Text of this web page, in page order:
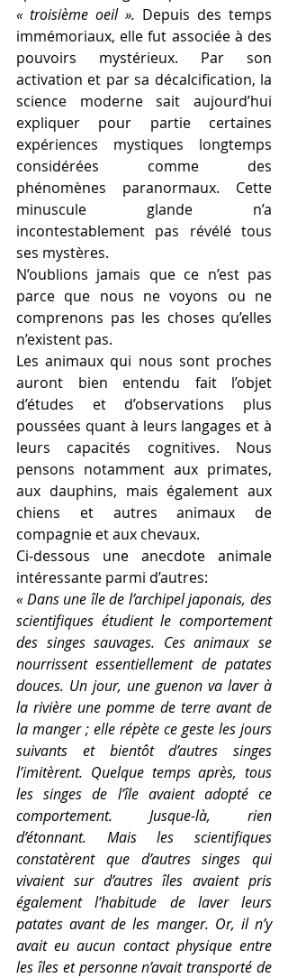
« troisième oeil ». Depuis des temps
immémoriaux, elle fut associée à des
pouvoirs mystérieux. Par son
activation et par sa décalcification, la
science moderne sait aujourd’hui
expliquer pour partie certaines
expériences mystiques longtemps
considérées comme des
phénomènes paranormaux. Cette
minuscule glande n’a
incontestablement pas révélé tous
ses mystères.
N’oublions jamais que ce n’est pas
parce que nous ne voyons ou ne
comprenons pas les choses qu’elles
n’existent pas.
Les animaux qui nous sont proches
auront bien entendu fait l’objet
d’études et d’observations plus
poussées quant à leurs langages et à
leurs capacités cognitives. Nous
pensons notamment aux primates,
aux dauphins, mais également aux
chiens et autres animaux de
compagnie et aux chevaux.
Ci-dessous une anecdote animale
intéressante parmi d’autres:
« Dans une île de l’archipel japonais, des
scientifiques étudient le comportement
des singes sauvages. Ces animaux se
nourrissent essentiellement de patates
douces. Un jour, une guenon va laver à
la rivière une pomme de terre avant de
la manger ; elle répète ce geste les jours
suivants et bientôt d’autres singes
l’imitèrent. Quelque temps après, tous
les singes de l’île avaient adopté ce
comportement. Jusque-là, rien
d’étonnant. Mais les scientifiques
constatèrent que d’autres singes qui
vivaient sur d’autres îles avaient pris
également l’habitude de laver leurs
patates avant de les manger. Or, il n’y
avait eu aucun contact physique entre
les îles et personne n’avait transporté de